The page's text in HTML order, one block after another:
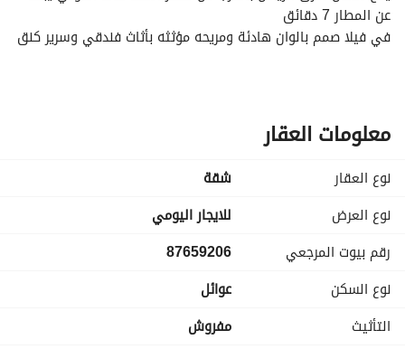
عن المطار 7 دقائق
معلومات العقار
نوع العقار
شقة
نوع العرض
للايجار اليومي
رقم بيوت المرجعي
87659206
نوع السكن
عوائل
التأثيث
مفروش